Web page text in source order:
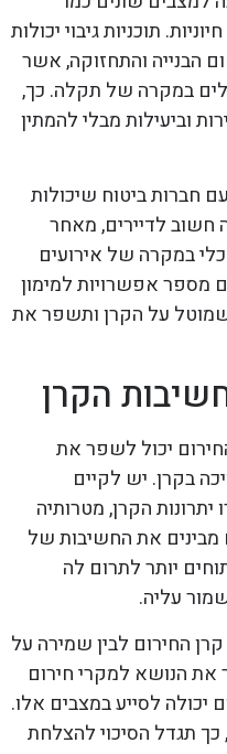
תוכניות גיבוי יכולות
הבנייה והתחזוקה, אשר
במקרה של תקלה. כך,
וביעילות מבלי להמתין
חברות ביטוח שיכולות
חשוב לדיירים, מאחר
במקרה של אירועים
מספר אפשרויות למימון
על הקרן ותשפר את
הקרן
יכול לשפר את
בקרן. יש לקיים
הקרן, מטרותיה
מבינים את החשיבות של
יותר לתרום לה
עליה.
החירום לבין שמירה על
את הנושא למקרי חירום
יכולה לסייע במצבים אלו.
כך תגדל הסיכוי להצלחת